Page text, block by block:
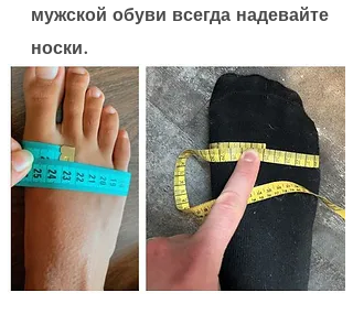
мужской обуви всегда надевайте
носки.